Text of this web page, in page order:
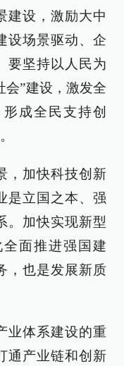
建设，激励大中
设场景驱动、企
要坚持以人民为
会”建设，激发全
成全民支持创
，加快科技创新
是立国之本、强
。加快实现新型
面推进强国建
，也是发展新质
业体系建设的重
通产业链和创新